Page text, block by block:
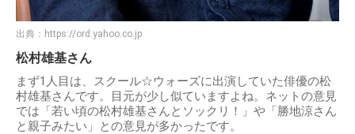
出典： https://ord.yahoo.co.jp
松村雄基さん
まず1人目は、スクール☆ウォーズに出演していた俳優の松
村雄基さんです。目元が少し似ていますよね。ネットの意見
では「若い頃の松村雄基さんとソックリ！」や「勝地涼さん
と親子みたい」との意見が多かったです。